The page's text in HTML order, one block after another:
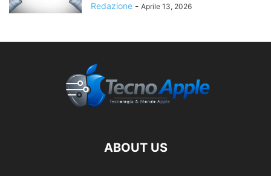
Redazione - Aprile 13, 2026
ABOUT US